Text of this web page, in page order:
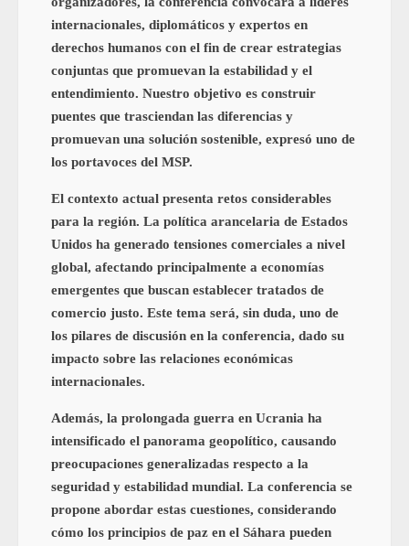
internacionales, diplomáticos y expertos en
derechos humanos con el fin de crear estrategias
conjuntas que promuevan la estabilidad y el
entendimiento. Nuestro objetivo es construir
puentes que trasciendan las diferencias y
promuevan una solución sostenible, expresó uno de
los portavoces del MSP.
El contexto actual presenta retos considerables
para la región. La política arancelaria de Estados
Unidos ha generado tensiones comerciales a nivel
global, afectando principalmente a economías
emergentes que buscan establecer tratados de
comercio justo. Este tema será, sin duda, uno de
los pilares de discusión en la conferencia, dado su
impacto sobre las relaciones económicas
internacionales.
Además, la prolongada guerra en Ucrania ha
intensificado el panorama geopolítico, causando
preocupaciones generalizadas respecto a la
seguridad y estabilidad mundial. La conferencia se
propone abordar estas cuestiones, considerando
cómo los principios de paz en el Sáhara pueden